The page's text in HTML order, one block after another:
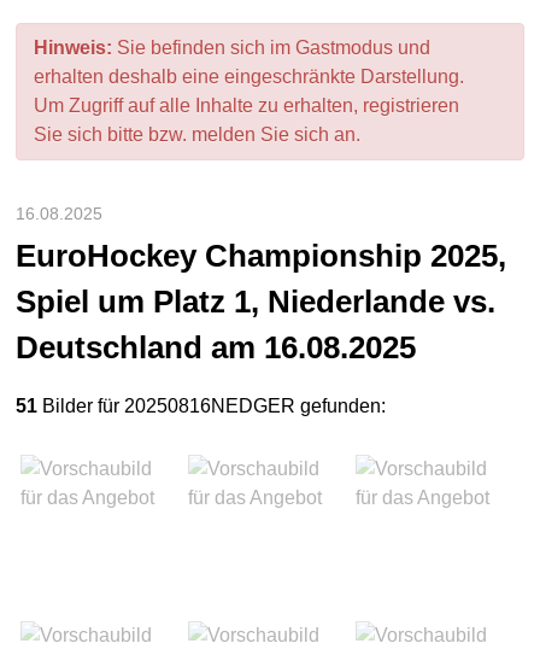
Hinweis: Sie befinden sich im Gastmodus und
erhalten deshalb eine eingeschränkte Darstellung.
Um Zugriff auf alle Inhalte zu erhalten, registrieren
Sie sich bitte bzw. melden Sie sich an.
16.08.2025
EuroHockey Championship 2025,
Spiel um Platz 1, Niederlande vs.
Deutschland am 16.08.2025
51 Bilder für 20250816NEDGER gefunden: